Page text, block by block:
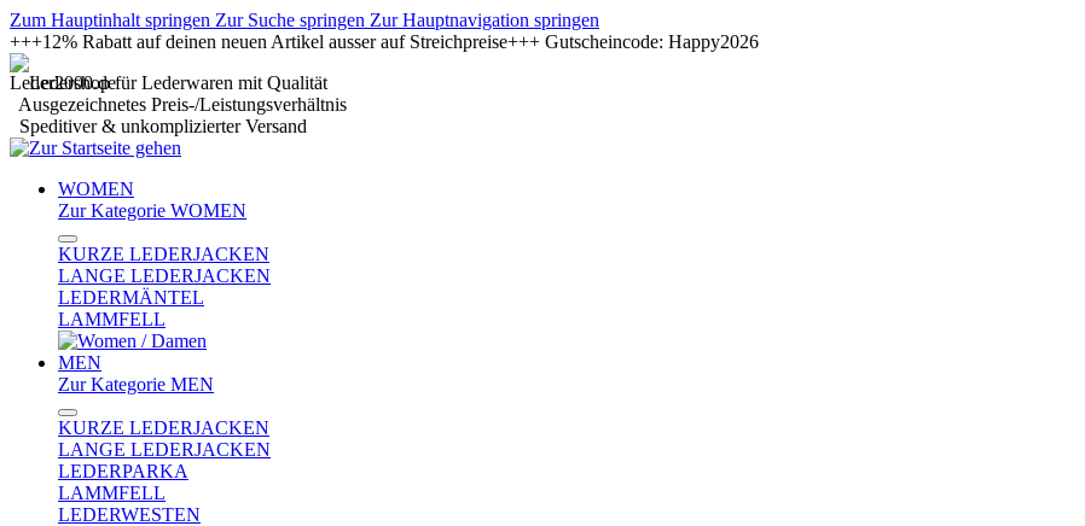
Zum Hauptinhalt springen Zur Suche springen Zur Hauptnavigation springen
+++12% Rabatt auf deinen neuen Artikel ausser auf Streichpreise+++ Gutscheincode: Happy2026
Ledershop für Lederwaren mit Qualität
Ausgezeichnetes Preis-/Leistungsverhältnis
Speditiver & unkomplizierter Versand
WOMEN
Zur Kategorie WOMEN
KURZE LEDERJACKEN
LANGE LEDERJACKEN
LEDERMÄNTEL
LAMMFELL
MEN
Zur Kategorie MEN
KURZE LEDERJACKEN
LANGE LEDERJACKEN
LEDERPARKA
LAMMFELL
LEDERWESTEN